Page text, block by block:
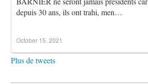
depuis 30 ans, ils ont trahi, men…
October 15, 2021
Plus de tweets